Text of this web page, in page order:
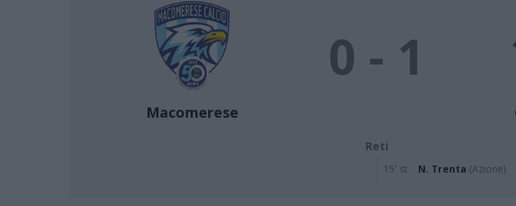
Macomerese
0 - 1
Reti
15' st N. Trenta (Azione)